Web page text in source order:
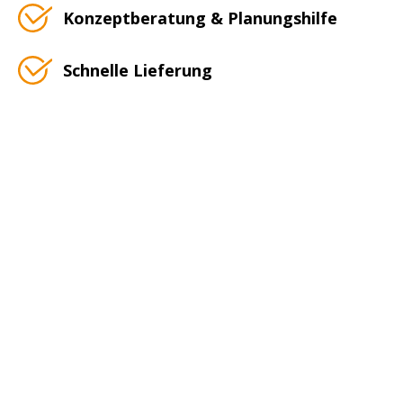
Konzeptberatung & Planungshilfe
Schnelle Lieferung